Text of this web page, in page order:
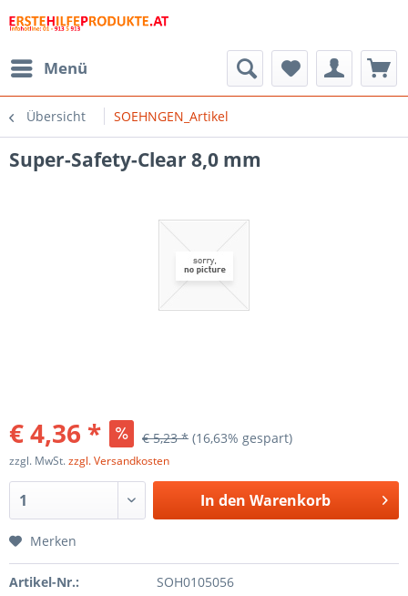
Menü
Übersicht SOEHNGEN_Artikel
Super-Safety-Clear 8,0 mm
€ 4,36 * € 5,23 * (16,63% gespart)
zzgl. MwSt.zzgl. Versandkosten
In den Warenkorb
Merken
Artikel-Nr.: SOH0105056